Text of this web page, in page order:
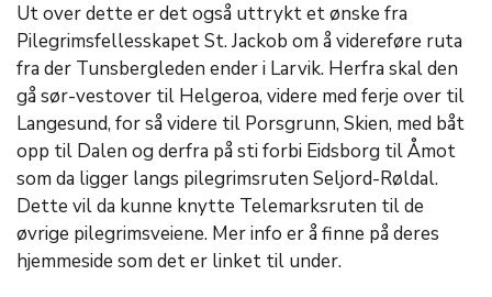
Ut over dette er det også uttrykt et ønske fra
Pilegrimsfellesskapet St. Jackob om å videreføre ruta
fra der Tunsbergleden ender i Larvik. Herfra skal den
gå sør-vestover til Helgeroa, videre med ferje over til
Langesund, for så videre til Porsgrunn, Skien, med båt
opp til Dalen og derfra på sti forbi Eidsborg til Åmot
som da ligger langs pilegrimsruten Seljord-Røldal.
Dette vil da kunne knytte Telemarksruten til de
øvrige pilegrimsveiene. Mer info er å finne på deres
hjemmeside som det er linket til under.